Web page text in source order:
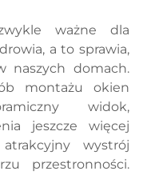
ważne dla
a to sprawia,
naszych domach.
montażu okien
widok,
jeszcze więcej
wystrój
przestronności.